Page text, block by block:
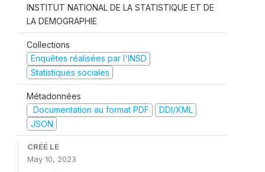
INSTITUT NATIONAL DE LA STATISTIQUE ET DE
LA DEMOGRAPHIE
Collections
Enquêtes réalisées par l'INSD
Statistiques sociales
Métadonnées
Documentation au format PDF
DDI/XML
JSON
CRÉÉ LE
May 10, 2023